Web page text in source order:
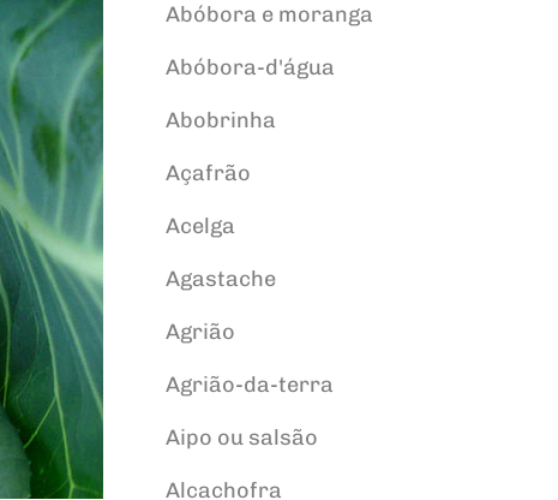
Abóbora e moranga
Abóbora-d'água
Abobrinha
Açafrão
Acelga
Agastache
Agrião
Agrião-da-terra
Aipo ou salsão
Alcachofra